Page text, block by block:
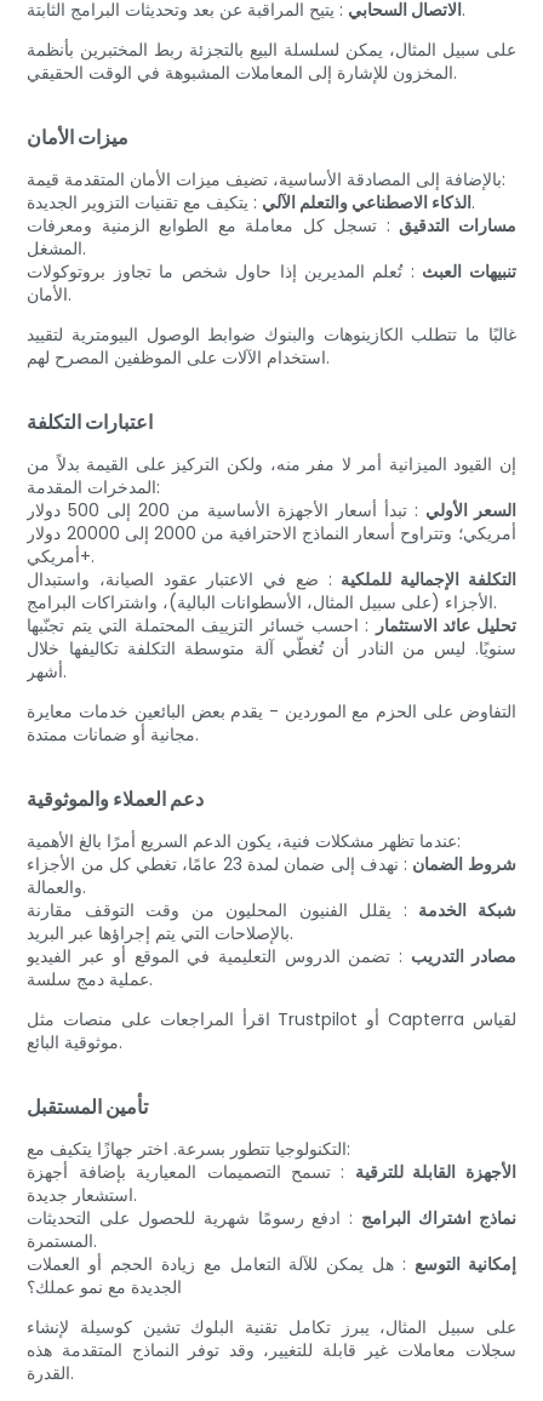
الاتصال السحابي: يتيح المراقبة عن بعد وتحديثات البرامج الثابتة.
على سبيل المثال، يمكن لسلسلة البيع بالتجزئة ربط المختبرين بأنظمة
المخزون للإشارة إلى المعاملات المشبوهة في الوقت الحقيقي.
ميزات الأمان
بالإضافة إلى المصادقة الأساسية، تضيف ميزات الأمان المتقدمة قيمة:
الذكاء الاصطناعي والتعلم الآلي: يتكيف مع تقنيات التزوير الجديدة.
مسارات التدقيق: تسجل كل معاملة مع الطوابع الزمنية ومعرفات
المشغل.
تنبيهات العبث : تُعلم المديرين إذا حاول شخص ما تجاوز بروتوكولات
الأمان.
غالبًا ما تتطلب الكازينوهات والبنوك ضوابط الوصول البيومترية لتقييد
استخدام الآلات على الموظفين المصرح لهم.
اعتبارات التكلفة
إن القيود الميزانية أمر لا مفر منه، ولكن التركيز على القيمة بدلاً من
المدخرات المقدمة:
السعر الأولي
: تبدأ أسعار الأجهزة الأساسية من 200 إلى 500 دولار
أمريكي؛ وتتراوح أسعار النماذج الاحترافية من 2000 إلى 20000 دولار
أمريكي+.
التكلفة الإجمالية للملكية : ضع في الاعتبار عقود الصيانة، واستبدال
الأجزاء (على سبيل المثال، الأسطوانات البالية)، واشتراكات البرامج.
تحليل عائد الاستثمار : احسب خسائر التزييف المحتملة التي يتم تجنّبها
سنويًا. ليس من النادر أن تُغطّي آلة متوسطة التكلفة تكاليفها خلال
أشهر.
التفاوض على الحزم مع الموردين - يقدم بعض البائعين خدمات معايرة
مجانية أو ضمانات ممتدة.
دعم العملاء والموثوقية
عندما تظهر مشكلات فنية، يكون الدعم السريع أمرًا بالغ الأهمية:
شروط الضمان
: نهدف إلى ضمان لمدة 23 عامًا، تغطي كل من الأجزاء
والعمالة.
شبكة الخدمة : يقلل الفنيون المحليون من وقت التوقف مقارنة
بالإصلاحات التي يتم إجراؤها عبر البريد.
مصادر التدريب : تضمن الدروس التعليمية في الموقع أو عبر الفيديو
عملية دمج سلسة.
اقرأ المراجعات على منصات مثل Trustpilot أو Capterra لقياس
موثوقية البائع.
تأمين المستقبل
التكنولوجيا تتطور بسرعة. اختر جهازًا يتكيف مع:
الأجهزة القابلة للترقية : تسمح التصميمات المعيارية بإضافة أجهزة
استشعار جديدة.
نماذج اشتراك البرامج : ادفع رسومًا شهرية للحصول على التحديثات
المستمرة.
إمكانية التوسع : هل يمكن للآلة التعامل مع زيادة الحجم أو العملات
الجديدة مع نمو عملك؟
على سبيل المثال، يبرز تكامل تقنية البلوك تشين كوسيلة لإنشاء
سجلات معاملات غير قابلة للتغيير، وقد توفر النماذج المتقدمة هذه
القدرة.